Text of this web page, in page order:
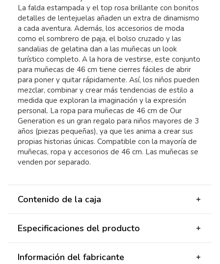
La falda estampada y el top rosa brillante con bonitos
detalles de lentejuelas añaden un extra de dinamismo
a cada aventura. Además, los accesorios de moda
como el sombrero de paja, el bolso cruzado y las
sandalias de gelatina dan a las muñecas un look
turístico completo. A la hora de vestirse, este conjunto
para muñecas de 46 cm tiene cierres fáciles de abrir
para poner y quitar rápidamente. Así, los niños pueden
mezclar, combinar y crear más tendencias de estilo a
medida que exploran la imaginación y la expresión
personal. La ropa para muñecas de 46 cm de Our
Generation es un gran regalo para niños mayores de 3
años (piezas pequeñas), ya que les anima a crear sus
propias historias únicas. Compatible con la mayoría de
muñecas, ropa y accesorios de 46 cm. Las muñecas se
venden por separado.
Contenido de la caja
Especificaciones del producto
Información del fabricante